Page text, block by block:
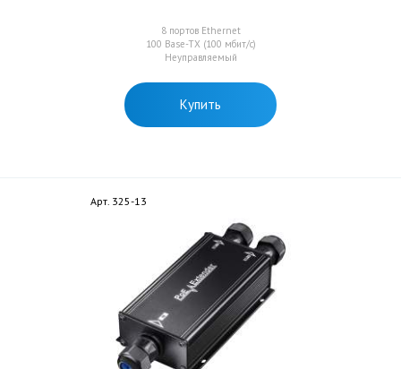
8 портов Ethernet
100 Base-TX (100 мбит/с)
Неуправляемый
Купить
Арт. 325-13